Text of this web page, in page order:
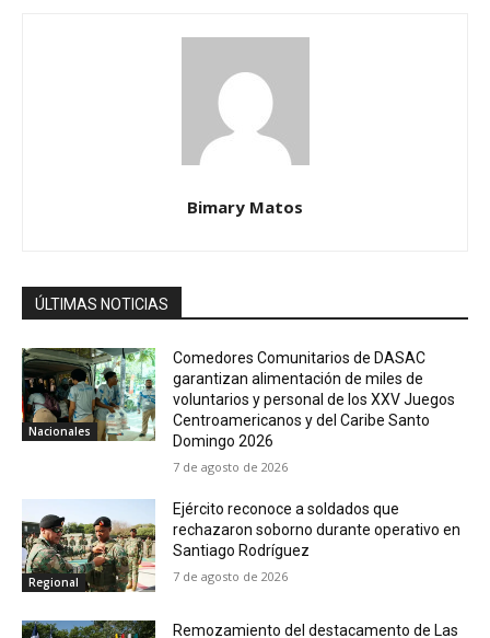
Bimary Matos
ÚLTIMAS NOTICIAS
Nacionales
Comedores Comunitarios de DASAC
garantizan alimentación de miles de
voluntarios y personal de los XXV Juegos
Centroamericanos y del Caribe Santo
Domingo 2026
7 de agosto de 2026
Regional
Ejército reconoce a soldados que
rechazaron soborno durante operativo en
Santiago Rodríguez
7 de agosto de 2026
Remozamiento del destacamento de Las